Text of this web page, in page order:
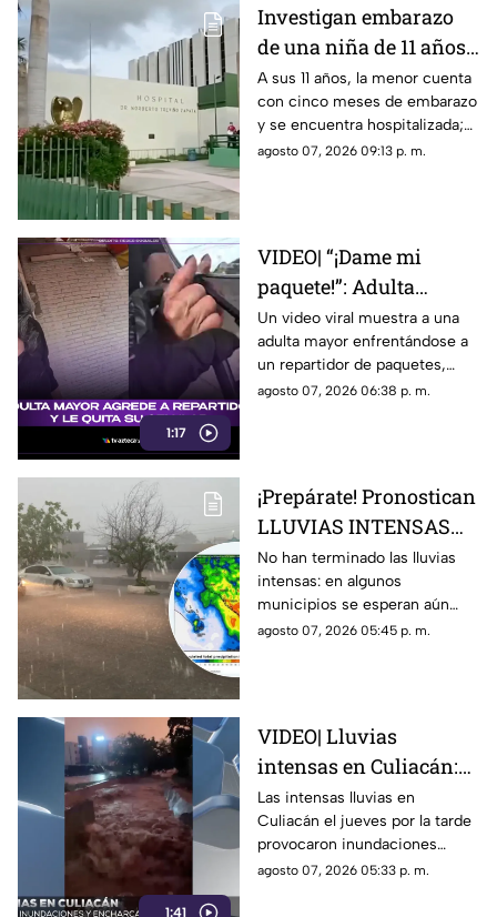
Investigan embarazo
de una niña de 11 años;
Nohemí quedó
internada con cinco
meses de gestación
A sus 11 años, la menor cuenta
con cinco meses de embarazo
y se encuentra hospitalizada;
autoridades investigan el caso
agosto 07, 2026 09:13 p. m.
1:17
VIDEO| “¡Dame mi
paquete!”: Adulta
mayor agrede a
repartidor y le quita su
celular
Un video viral muestra a una
adulta mayor enfrentándose a
un repartidor de paquetes,
exigiendo su entrega y
agosto 07, 2026 06:38 p. m.
¡Prepárate! Pronostican
LLUVIAS INTENSAS
todo el fin de semana
en estos municipios de
Sinaloa
No han terminado las lluvias
intensas: en algunos
municipios se esperan aún
durante este fin de semana,
agosto 07, 2026 05:45 p. m.
1:41
VIDEO| Lluvias
intensas en Culiacán:
inundaciones y
personas arrastradas
Las intensas lluvias en
Culiacán el jueves por la tarde
provocaron inundaciones
severas y el desbordamiento
agosto 07, 2026 05:33 p. m.